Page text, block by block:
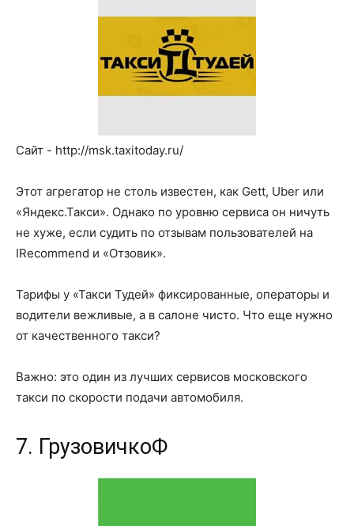
Сайт - http://msk.taxitoday.ru/
Этот агрегатор не столь известен, как Gett, Uber или
«Яндекс.Такси». Однако по уровню сервиса он ничуть
не хуже, если судить по отзывам пользователей на
IRecommend и «Отзовик».
Тарифы у «Такси Тудей» фиксированные, операторы и
водители вежливые, а в салоне чисто. Что еще нужно
от качественного такси?
Важно: это один из лучших сервисов московского
такси по скорости подачи автомобиля.
7. ГрузовичкоФ